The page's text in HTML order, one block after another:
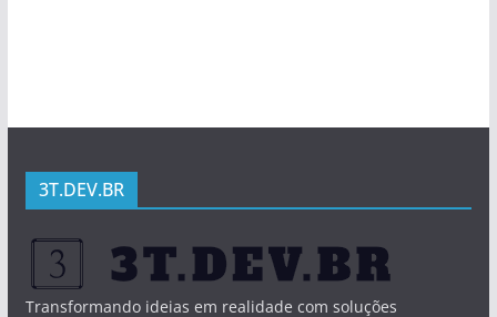
3T.DEV.BR
Transformando ideias em realidade com soluções